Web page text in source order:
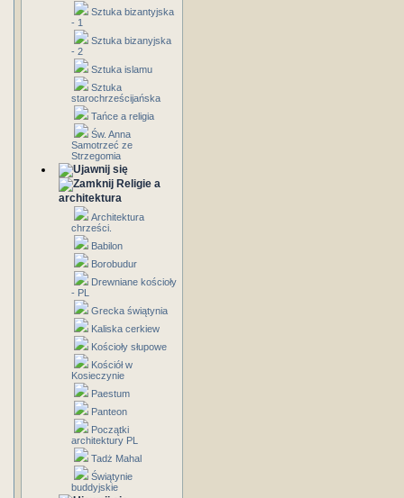
Sztuka bizantyjska
- 1
Sztuka bizanyjska
- 2
Sztuka islamu
Sztuka
starochrześcijańska
Tańce a religia
Św. Anna
Samotrzeć ze
Strzegomia
Religie a
architektura
Architektura
chrześci.
Babilon
Borobudur
Drewniane kościoły
- PL
Grecka świątynia
Kaliska cerkiew
Kościoły słupowe
Kościół w
Kosieczynie
Paestum
Panteon
Początki
architektury PL
Tadż Mahal
Świątynie
buddyjskie